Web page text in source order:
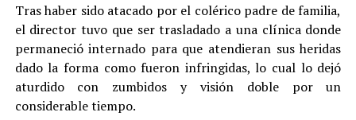
Tras haber sido atacado por el colérico padre de familia,
el director tuvo que ser trasladado a una clínica donde
permaneció internado para que atendieran sus heridas
dado la forma como fueron infringidas, lo cual lo dejó
aturdido con zumbidos y visión doble por un
considerable tiempo.